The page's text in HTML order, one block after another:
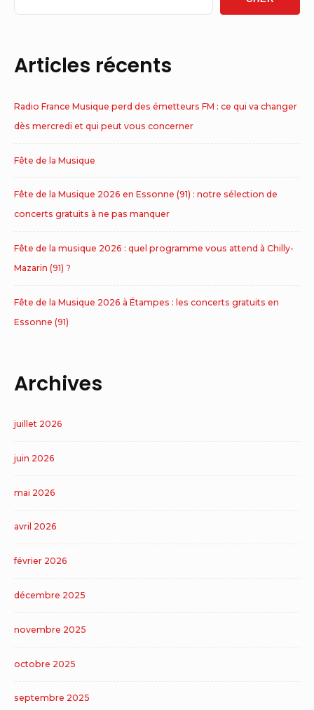
Area
Articles récents
Radio France Musique perd des émetteurs FM : ce qui va changer
dès mercredi et qui peut vous concerner
Fête de la Musique
Fête de la Musique 2026 en Essonne (91) : notre sélection de
concerts gratuits à ne pas manquer
Fête de la musique 2026 : quel programme vous attend à Chilly-
Mazarin (91) ?
Fête de la Musique 2026 à Étampes : les concerts gratuits en
Essonne (91)
Archives
juillet 2026
juin 2026
mai 2026
avril 2026
février 2026
décembre 2025
novembre 2025
octobre 2025
septembre 2025